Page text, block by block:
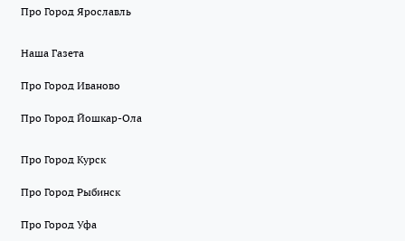
Про Город Ярославль
Наша Газета
Про Город Иваново
Про Город Йошкар-Ола
Про Город Курск
Про Город Рыбинск
Про Город Уфа